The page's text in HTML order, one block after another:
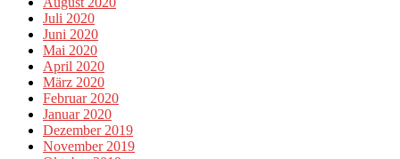
Juli 2020
Juni 2020
Mai 2020
April 2020
März 2020
Februar 2020
Januar 2020
Dezember 2019
November 2019